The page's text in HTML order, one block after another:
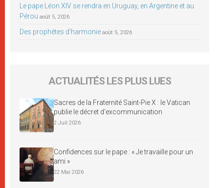
Le pape Léon XIV se rendra en Uruguay, en Argentine et au
Pérou août 5, 2026
Des prophètes d’harmonie août 5, 2026
ACTUALITÉS LES PLUS LUES
Sacres de la Fraternité Saint-Pie X : le Vatican
publie le décret d’excommunication
2 Juil 2026
Confidences sur le pape : « Je travaille pour un
ami »
22 Mai 2026